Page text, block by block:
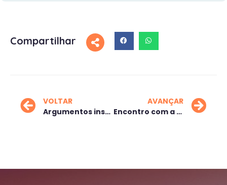
Compartilhar
VOLTAR
Argumentos insólidos
AVANÇAR
Encontro com a verdadeira liberdade